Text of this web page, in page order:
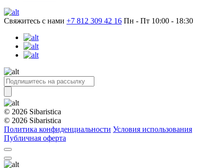
Свяжитесь с нами +7 812 309 42 16 Пн - Пт 10:00 - 18:30
© 2026 Sibaristica
© 2026 Sibaristica
Политика конфиденциальности Условия использования
Публичная оферта